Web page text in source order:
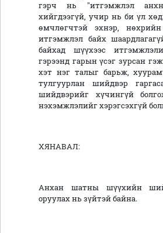
гэрч нь "итгэмжлэл
хийгдээгүй, учир нь би үл
өмчлөгчтэй эхнэр,
итгэмжлэл байх
байхад шүүхээс
гэрээнд гарын үсэг зурсан
хэт нэг талыг барьж,
тулгуурлан шийдвэр
шийдвэрийг хүчингүй
нэхэмжлэлийг хэрэгсэхгүй
ХЯНАВАЛ:
Анхан шатны шүүхийн
оруулах нь зүйтэй байна.